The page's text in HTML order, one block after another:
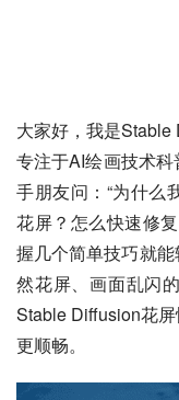
大家好，我是
专注于AI绘画技术
手朋友问：“为什么
花屏？怎么快速修
握几个简单技巧就
然花屏、画面乱闪
Stable Diffusion花
更顺畅。